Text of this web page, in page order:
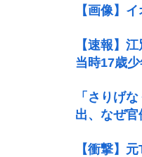
【画像】
【速報】
当時17歳
「さりげ
出、なぜ
【衝撃】